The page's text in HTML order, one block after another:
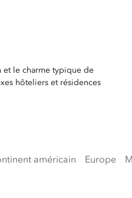
et le charme typique de
hôteliers et résidences
américain Europe